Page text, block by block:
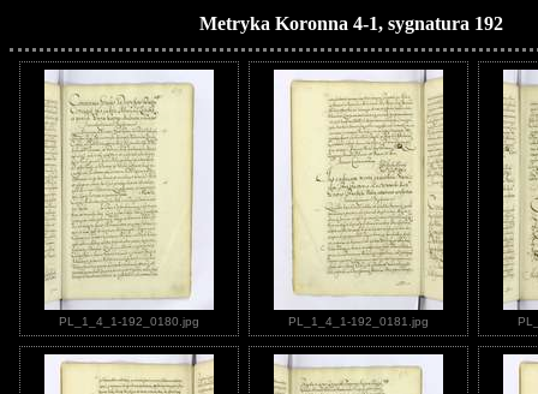
Metryka Koronna 4-1, sygnatura 192
PL_1_4_1-192_0180.jpg PL_1_4_1-192_0181.jpg